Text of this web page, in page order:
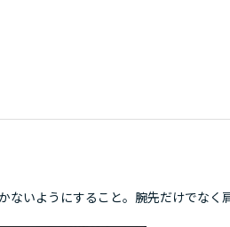
ないようにすること。腕先だけでなく